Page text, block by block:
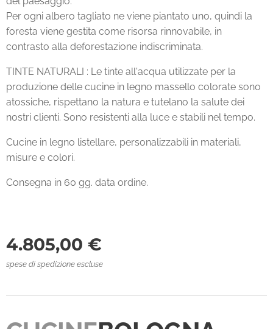
Per ogni albero tagliato ne viene piantato uno, quindi la
foresta viene gestita come risorsa rinnovabile, in
contrasto alla deforestazione indiscriminata.
TINTE NATURALI : Le tinte all'acqua utilizzate per la
produzione delle cucine in legno massello colorate sono
atossiche, rispettano la natura e tutelano la salute dei
nostri clienti. Sono resistenti alla luce e stabili nel tempo.
Cucine in legno listellare, personalizzabili in materiali,
misure e colori.
Consegna in 60 gg. data ordine.
4.805,00 €
spese di spedizione escluse